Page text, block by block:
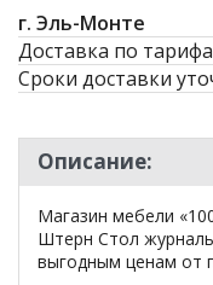
г. Эль-Монте
Доставка по
Сроки доставки
Описание:
Магазин мебели
Штерн Стол
выгодным ценам от